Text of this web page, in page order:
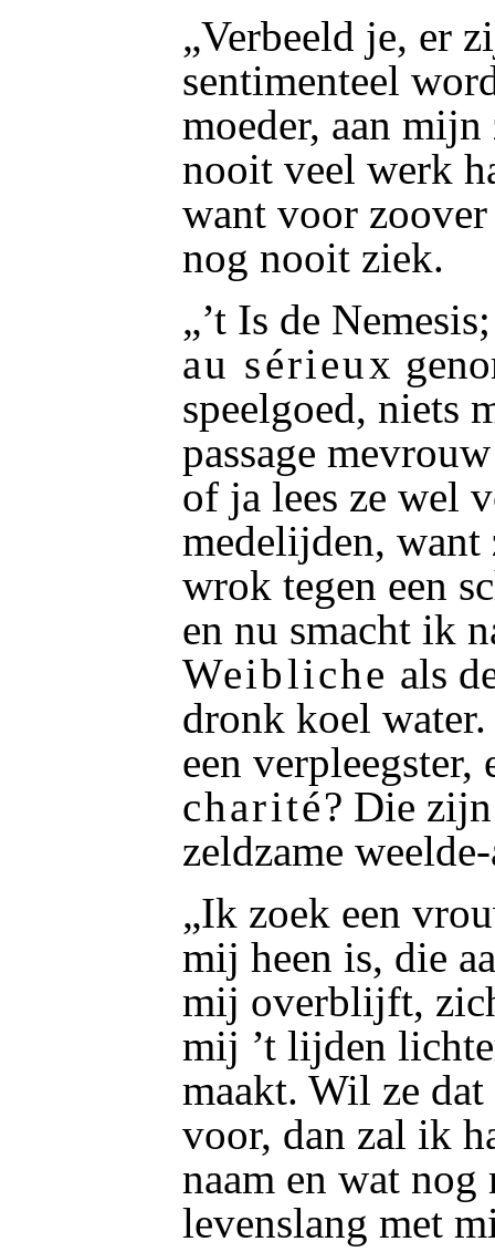
„Verbeeld je, er
sentimenteel
moeder, aan
nooit veel werk
want voor
nog nooit ziek.
„’t Is de
au sérieux
speelgoed, niets
passage
of ja lees ze wel
medelijden,
wrok tegen een
en nu smacht ik
Weibliche als
dronk koel
een verpleegster,
charité? Die
zeldzame
„Ik zoek een
mij heen is, die
mij overblijft,
mij ’t lijden
maakt. Wil ze
voor, dan zal ik
naam en wat nog
levenslang met